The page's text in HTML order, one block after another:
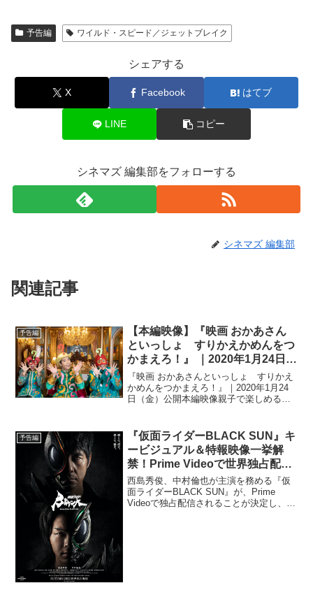
予告編 ワイルド・スピード／ジェットブレイク
シェアする
X Facebook はてブ
LINE コピー
シネマズ 編集部をフォローする
シネマズ 編集部
関連記事
予告編
【本編映像】『映画 おかあさん
といっしょ すりかえかめんをつ
かまえろ！』 ｜2020年1月24日
（金）公開
『映画 おかあさんといっしょ すりかえ
かめんをつかまえろ！』｜2020年1月24
日（金）公開本編映像親子で楽しめる体
賀来賢人扮する“いれかえマン”が、すりか
えかめん...
予告編
『仮⾯ライダーBLACK SUN』キ
ービジュアル＆特報映像一挙解
禁！Prime Videoで世界独占配信
決定
⻄島秀俊、中村倫也が主演を務める『仮
⾯ライダーBLACK SUN』が、Prime
Videoで独占配信されることが決定し、キ